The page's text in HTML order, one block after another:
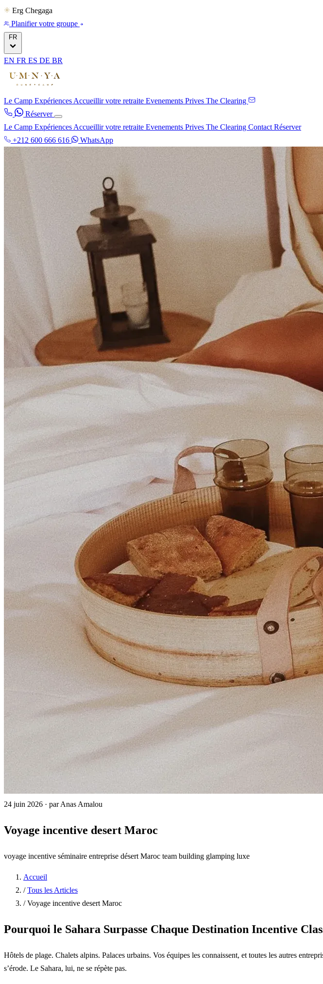
Erg Chegaga
Planifier votre groupe
FR
EN FR ES DE BR
Le Camp Expériences Accueillir votre retraite Evenements Prives The Clearing
Réserver
Le Camp Expériences Accueillir votre retraite Evenements Prives The Clearing Contact Réserver
+212 600 666 616
WhatsApp
24 juin 2026 · par Anas Amalou
Voyage incentive desert Maroc
voyage incentive séminaire entreprise désert Maroc team building glamping luxe
Accueil
/ Tous les Articles
/ Voyage incentive desert Maroc
Pourquoi le Sahara Surpasse Chaque Destination Incentive
Hôtels de plage. Chalets alpins. Palaces urbains. Vos équipes les connaissent, et toutes les autres
s’érode. Le Sahara, lui, ne se répète pas.